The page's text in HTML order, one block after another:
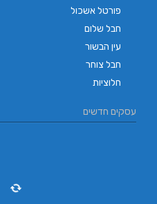
פורטל אשכול
חבל שלום
עין הבשור
חבל צוחר
חלוציות
עסקים חדשים